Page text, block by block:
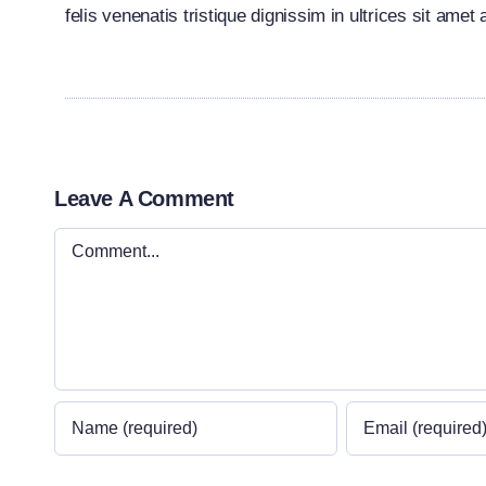
felis venenatis tristique dignissim in ultrices sit amet
Leave A Comment
Comment